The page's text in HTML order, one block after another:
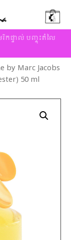
កផ្ទាល់ បញ្ចុះតំលៃ
by Marc Jacobs
50 ml